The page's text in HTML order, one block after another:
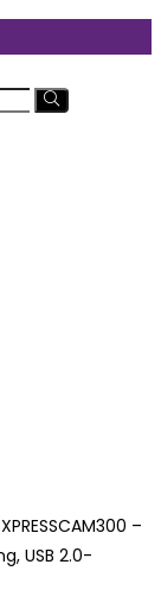
–
USB 2.0-